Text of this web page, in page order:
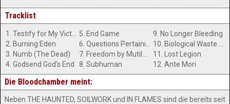
Tracklist
2. Burning Eden
3. Numb (The Dead)
4. Godsend God's End
5. End Game
8. Subhuman
9. No Longer Bleeding
11. Lost Legion
12. Ante Mori
Die Bloodchamber meint:
Neben THE HAUNTED, SOILWORK und IN FLAMES sind die bereits seit